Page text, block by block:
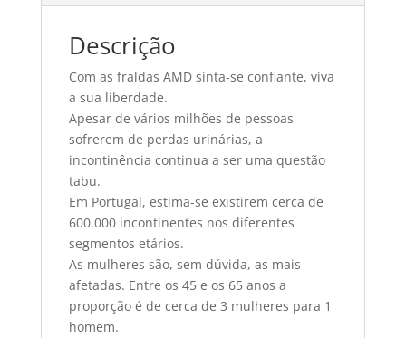
Descrição
Com as fraldas AMD sinta-se confiante, viva
a sua liberdade.
Apesar de vários milhões de pessoas
sofrerem de perdas urinárias, a
incontinência continua a ser uma questão
tabu.
Em Portugal, estima-se existirem cerca de
600.000 incontinentes nos diferentes
segmentos etários.
As mulheres são, sem dúvida, as mais
afetadas. Entre os 45 e os 65 anos a
proporção é de cerca de 3 mulheres para 1
homem.